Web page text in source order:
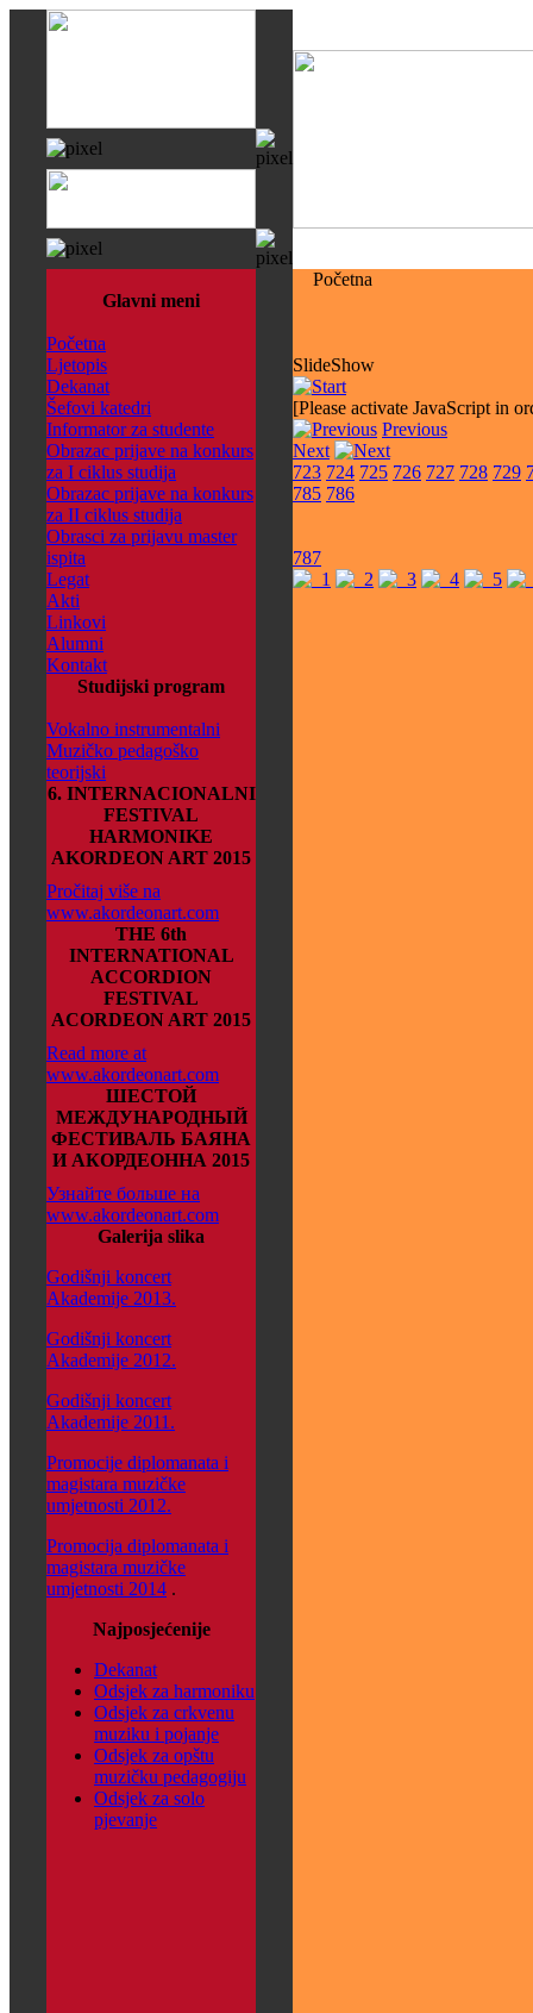
Glavni meni
Početna
Ljetopis
Dekanat
Šefovi katedri
Informator za studente
Obrazac prijave na konkurs
za I ciklus studija
Obrazac prijave na konkurs
za II ciklus studija
Obrasci za prijavu master
ispita
Legat
Akti
Linkovi
Alumni
Kontakt
Studijski program
Vokalno instrumentalni
Muzičko pedagoško
teorijski
6. INTERNACIONALNI
FESTIVAL
HARMONIKE
AKORDEON ART 2015
Pročitaj više na
www.akordeonart.com
THE 6th
INTERNATIONAL
ACCORDION
FESTIVAL
ACORDEON ART 2015
Read more at
www.akordeonart.com
ШЕСТОЙ
МЕЖДУНАРОДНЫЙ
ФЕСТИВАЛЬ БАЯНА
И АКОРДЕОННА 2015
Узнайте больше на
www.akordeonart.com
Galerija slika
Godišnji koncert
Akademije 2013.
Godišnji koncert
Akademije 2012.
Godišnji koncert
Akademije 2011.
Promocije diplomanata i
magistara muzičke
umjetnosti 2012.
Promocija diplomanata i
magistara muzičke
umjetnosti 2014 .
Najposjećenije
Dekanat
Odsjek za harmoniku
Odsjek za crkvenu
muziku i pojanje
Odsjek za opštu
muzičku pedagogiju
Odsjek za solo
pjevanje
Početna
SlideShow
[Please activate JavaScript in
Previous
Next
723 724 725 726 727 728 729
785 786
787